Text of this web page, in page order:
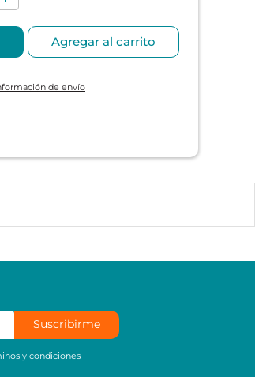
Agregar al carrito
de envío
Suscribirme
y condiciones